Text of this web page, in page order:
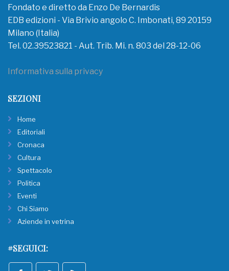
Fondato e diretto da Enzo De Bernardis
EDB edizioni - Via Brivio angolo C. Imbonati, 89 20159
Milano (Italia)
Tel. 02.39523821 - Aut. Trib. Mi. n. 803 del 28-12-06
Informativa sulla privacy
SEZIONI
Home
Editoriali
Cronaca
Cultura
Spettacolo
Politica
Eventi
Chi Siamo
Aziende in vetrina
#SEGUICI: